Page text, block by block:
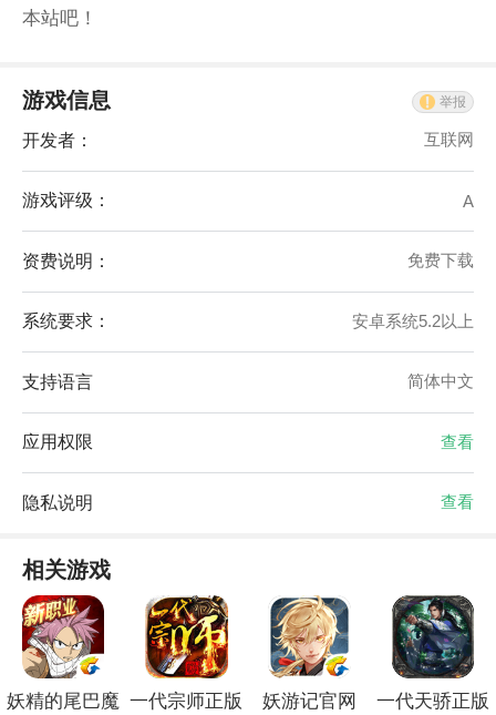
本站吧！
游戏信息 举报
开发者： 互联网
游戏评级： A
资费说明： 免费下载
系统要求： 安卓系统5.2以上
支持语言 简体中文
应用权限 查看
隐私说明 查看
相关游戏
妖精的尾巴魔 一代宗师正版 妖游记官网 一代天骄正版